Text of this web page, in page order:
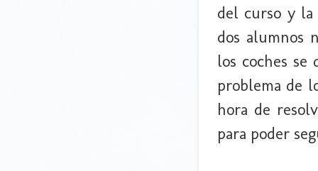
del curso y la
dos alumnos
los coches se
problema de
hora de
para poder